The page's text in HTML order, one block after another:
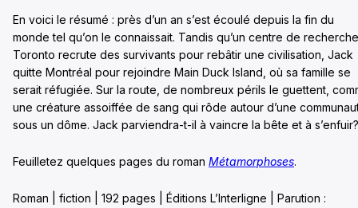
En voici le résumé : près d’un an s’est écoulé depuis la fin du
monde tel qu’on le connaissait. Tandis qu’un centre de
Toronto recrute des survivants pour rebâtir une civilisation, Jack
quitte Montréal pour rejoindre Main Duck Island, où sa famille se
serait réfugiée. Sur la route, de nombreux périls le guettent,
une créature assoiffée de sang qui rôde autour d’une
sous un dôme. Jack parviendra-t-il à vaincre la bête et à s’enfuir?
Feuilletez quelques pages du roman Métamorphoses.
Roman | fiction | 192 pages | Éditions L’Interligne | Parution :